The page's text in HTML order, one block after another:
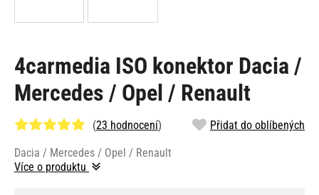
4carmedia ISO konektor Dacia /
Mercedes / Opel / Renault
(23 hodnocení) Přidat do oblíbených
Dacia / Mercedes / Opel / Renault
Více o produktu